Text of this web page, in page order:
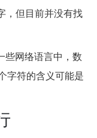
，但目前并没有找
些网络语言中，数
字符的含义可能是